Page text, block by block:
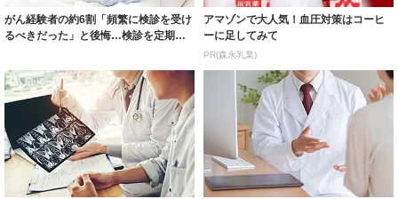
自分が「がん」になるかも……不安が
ある人は65% 「誰でもなる可能性の
ある病気」...
40～60代の約半数が「がん検診を受検
したことがない」…がん検診をためら
う理由の...